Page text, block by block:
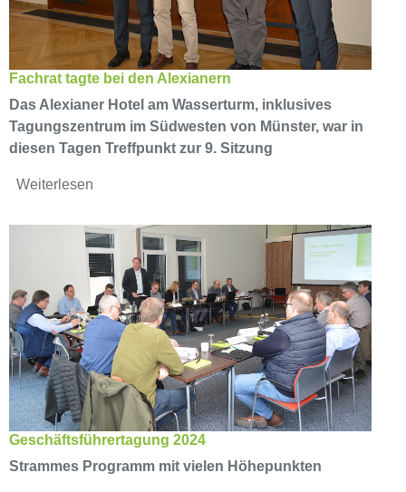
Fachrat tagte bei den Alexianern
Das Alexianer Hotel am Wasserturm, inklusives
Tagungszentrum im Südwesten von Münster, war in
diesen Tagen Treffpunkt zur 9. Sitzung
Weiterlesen
Geschäftsführertagung 2024
Strammes Programm mit vielen Höhepunkten